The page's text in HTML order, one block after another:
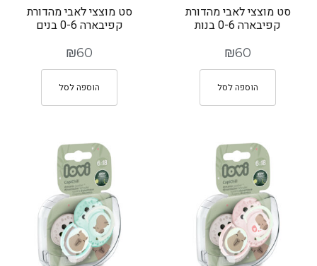
סט מוצצי לאבי מהדורת
קפיבארה 0-6 בנות
₪60
הוספה לסל
סט מוצצי לאבי מהדורת
קפיבארה 0-6 בנים
₪60
הוספה לסל